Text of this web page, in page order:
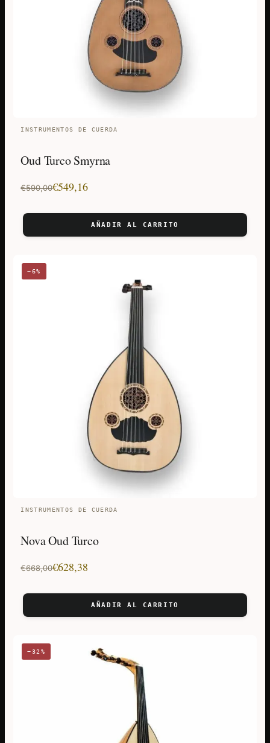
INSTRUMENTOS DE CUERDA
Oud Turco Smyrna
€590,00
El
€590,00.
€549,16
El
€549,16.
AÑADIR AL CARRITO
−6%
INSTRUMENTOS DE CUERDA
Nova Oud Turco
€668,00
El
€668,00.
€628,38
El
€628,38.
AÑADIR AL CARRITO
−32%